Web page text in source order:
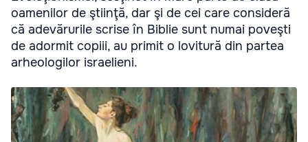
oamenilor de ştiinţă, dar şi de cei care consideră
că adevărurile scrise în Biblie sunt numai poveşti
de adormit copiii, au primit o lovitură din partea
arheologilor israelieni.